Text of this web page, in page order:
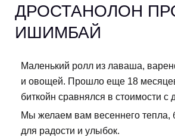
ДРОСТАНОЛОН
ИШИМБАЙ
Маленький ролл из лаваша,
и овощей. Прошло еще 18
биткойн сравнялся в стоимости с
Мы желаем вам весеннего тепла,
для радости и улыбок.